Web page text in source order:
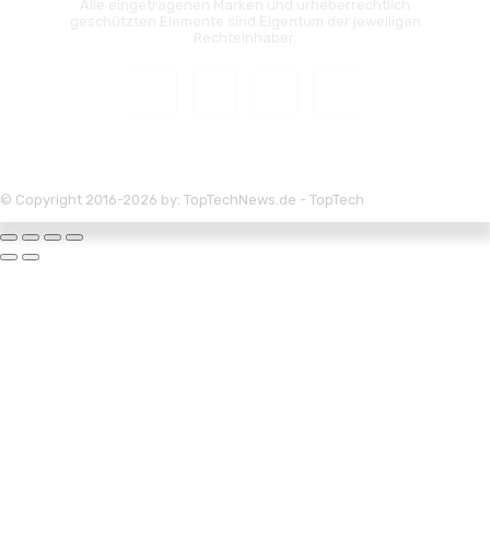
© Copyright 2016-2026 by: TopTechNews.de - TopTech